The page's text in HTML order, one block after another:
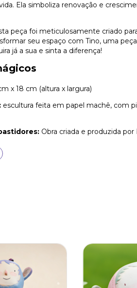
Ela simboliza renovação e
peça foi meticulosamente criado
seu espaço com Tino, uma
já a sua e sinta a diferença!
x 18 cm (altura x largura)
escultura feita em papel machê, com
Obra criada e produzida